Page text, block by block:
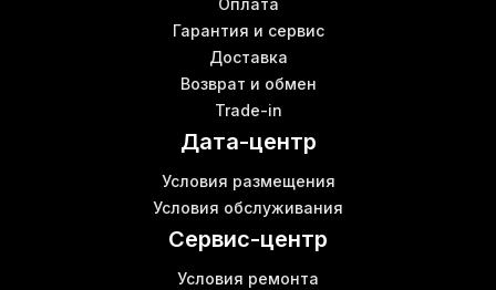
Asic для майнинга купить
Майнинг на чипах
Роутер цена купить
Оплата
Гарантия и сервис
Доставка
Возврат и обмен
Trade-in
Дата-центр
Условия размещения
Условия обслуживания
Сервис-центр
Условия ремонта